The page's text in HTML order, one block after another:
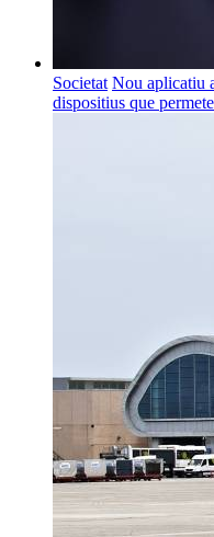
Societat Nou aplicatiu
dispositius que